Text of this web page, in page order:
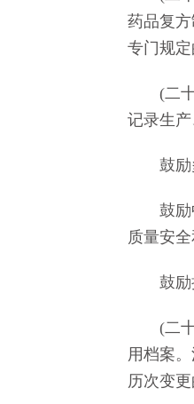
药品复
专门规
(二十
记录生
鼓励多
鼓励中
质量安
鼓励持
(二十
用档案
历次变